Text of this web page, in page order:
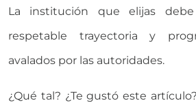
La institución que elijas
respetable trayectoria y
avalados por las autoridades.
¿Qué tal? ¿Te gustó este